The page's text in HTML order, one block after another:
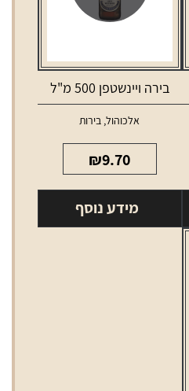
בירה ויינשטפן 500 מ"ל
אלכוהול, בירות
₪9.70
מידע נוסף